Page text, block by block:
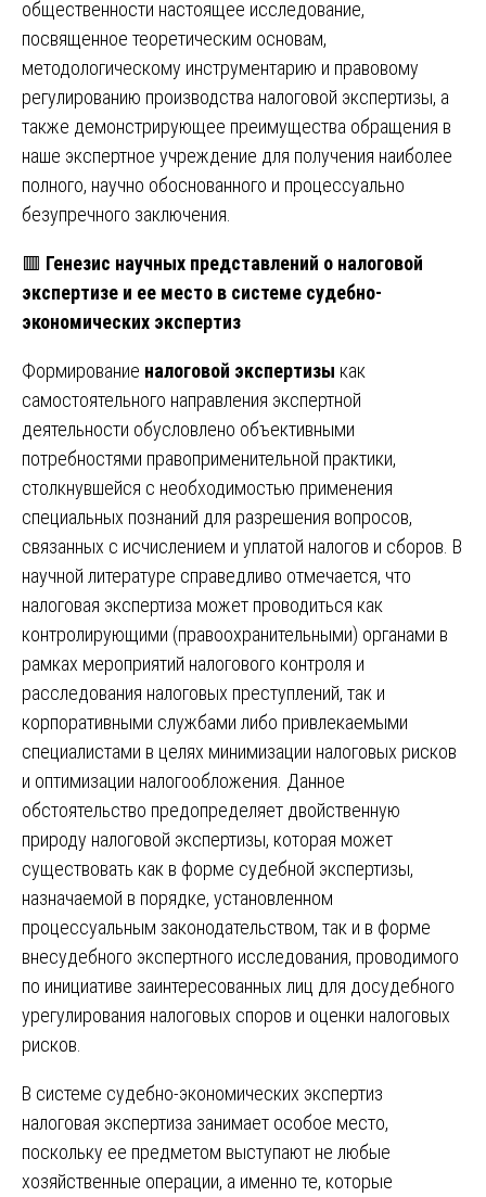
общественности настоящее исследование,
посвященное теоретическим основам,
методологическому инструментарию и правовому
регулированию производства налоговой экспертизы, а
также демонстрирующее преимущества обращения в
наше экспертное учреждение для получения наиболее
полного, научно обоснованного и процессуально
безупречного заключения.
🟥 Генезис научных представлений о налоговой
экспертизе и ее место в системе судебно-
экономических экспертиз
Формирование налоговой экспертизы как
самостоятельного направления экспертной
деятельности обусловлено объективными
потребностями правоприменительной практики,
столкнувшейся с необходимостью применения
специальных познаний для разрешения вопросов,
связанных с исчислением и уплатой налогов и сборов. В
научной литературе справедливо отмечается, что
налоговая экспертиза может проводиться как
контролирующими (правоохранительными) органами в
рамках мероприятий налогового контроля и
расследования налоговых преступлений, так и
корпоративными службами либо привлекаемыми
специалистами в целях минимизации налоговых рисков
и оптимизации налогообложения. Данное
обстоятельство предопределяет двойственную
природу налоговой экспертизы, которая может
существовать как в форме судебной экспертизы,
назначаемой в порядке, установленном
процессуальным законодательством, так и в форме
внесудебного экспертного исследования, проводимого
по инициативе заинтересованных лиц для досудебного
урегулирования налоговых споров и оценки налоговых
рисков.
В системе судебно-экономических экспертиз
налоговая экспертиза занимает особое место,
поскольку ее предметом выступают не любые
хозяйственные операции, а именно те, которые